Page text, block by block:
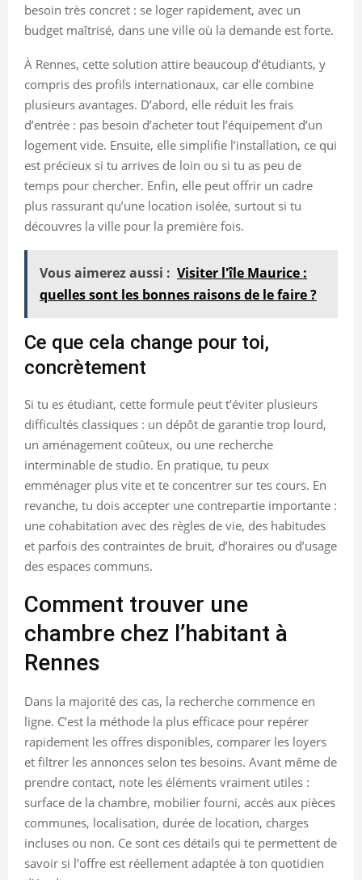
besoin très concret : se loger rapidement, avec un
budget maîtrisé, dans une ville où la demande est forte.
À Rennes, cette solution attire beaucoup d’étudiants, y
compris des profils internationaux, car elle combine
plusieurs avantages. D’abord, elle réduit les frais
d’entrée : pas besoin d’acheter tout l’équipement d’un
logement vide. Ensuite, elle simplifie l’installation, ce qui
est précieux si tu arrives de loin ou si tu as peu de
temps pour chercher. Enfin, elle peut offrir un cadre
plus rassurant qu’une location isolée, surtout si tu
découvres la ville pour la première fois.
Vous aimerez aussi : Visiter l'île Maurice :
quelles sont les bonnes raisons de le faire ?
Ce que cela change pour toi,
concrètement
Si tu es étudiant, cette formule peut t’éviter plusieurs
difficultés classiques : un dépôt de garantie trop lourd,
un aménagement coûteux, ou une recherche
interminable de studio. En pratique, tu peux
emménager plus vite et te concentrer sur tes cours. En
revanche, tu dois accepter une contrepartie importante :
une cohabitation avec des règles de vie, des habitudes
et parfois des contraintes de bruit, d’horaires ou d’usage
des espaces communs.
Comment trouver une
chambre chez l’habitant à
Rennes
Dans la majorité des cas, la recherche commence en
ligne. C’est la méthode la plus efficace pour repérer
rapidement les offres disponibles, comparer les loyers
et filtrer les annonces selon tes besoins. Avant même de
prendre contact, note les éléments vraiment utiles :
surface de la chambre, mobilier fourni, accès aux pièces
communes, localisation, durée de location, charges
incluses ou non. Ce sont ces détails qui te permettent de
savoir si l’offre est réellement adaptée à ton quotidien